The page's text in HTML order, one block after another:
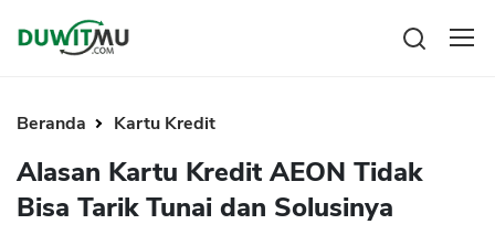
Reksadana
Saham
Bitcoin
Beranda Kartu Kredit
Alasan Kartu Kredit AEON Tidak
Bisa Tarik Tunai dan Solusinya